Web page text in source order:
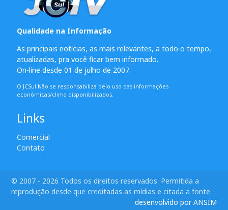
Qualidade na Informação
As principais notícias, as mais relevantes, a todo o tempo,
atualizadas, pra você ficar bem informado.
On-line desde 01 de julho de 2007
O JCSul Não se responsabiliza pelo uso das informações
econômicas/clima disponibilizados.
Links
Comercial
Contato
© 2007 - 2026 Todos os direitos reservados. Permitida a
reprodução desde que creditadas as mídias e citada a fonte.
desenvolvido por ANSIM